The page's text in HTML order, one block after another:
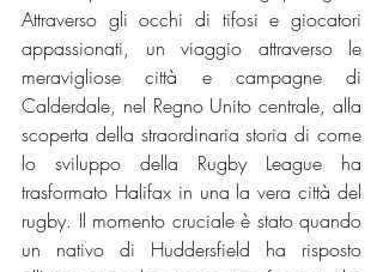
Attraverso gli occhi di tifosi e giocatori
appassionati, un viaggio attraverso le
meravigliose città e campagne di
Calderdale, nel Regno Unito centrale, alla
scoperta della straordinaria storia di come
lo sviluppo della Rugby League ha
trasformato Halifax in una la vera città del
rugby. Il momento cruciale è stato quando
un nativo di Huddersfield ha risposto